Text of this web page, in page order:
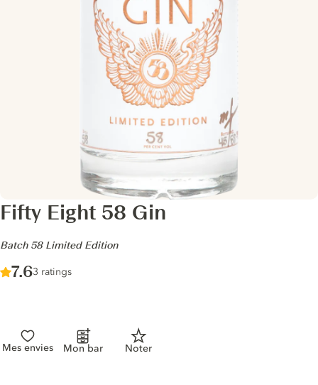
Fifty Eight 58 Gin
-
Batch 58 Limited Edition
Score :
7.6/ 10
3 ratings
Mes envies Mon bar Noter